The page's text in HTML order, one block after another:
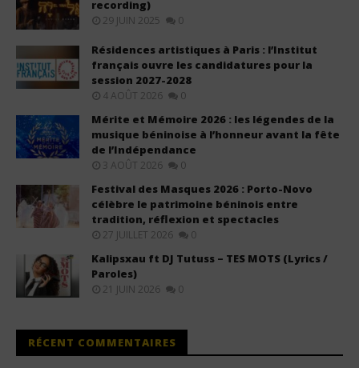
recording)
29 JUIN 2025 0
Résidences artistiques à Paris : l’Institut
français ouvre les candidatures pour la
session 2027-2028
4 AOÛT 2026 0
Mérite et Mémoire 2026 : les légendes de la
musique béninoise à l’honneur avant la fête
de l’Indépendance
3 AOÛT 2026 0
Festival des Masques 2026 : Porto-Novo
célèbre le patrimoine béninois entre
tradition, réflexion et spectacles
27 JUILLET 2026 0
Kalipsxau ft DJ Tutuss – TES MOTS (Lyrics /
Paroles)
21 JUIN 2026 0
RÉCENT COMMENTAIRES